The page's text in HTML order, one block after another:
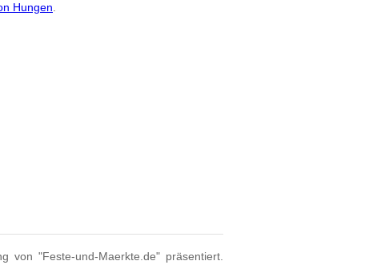
Hungen.
von "Feste-und-Maerkte.de" präsentiert.